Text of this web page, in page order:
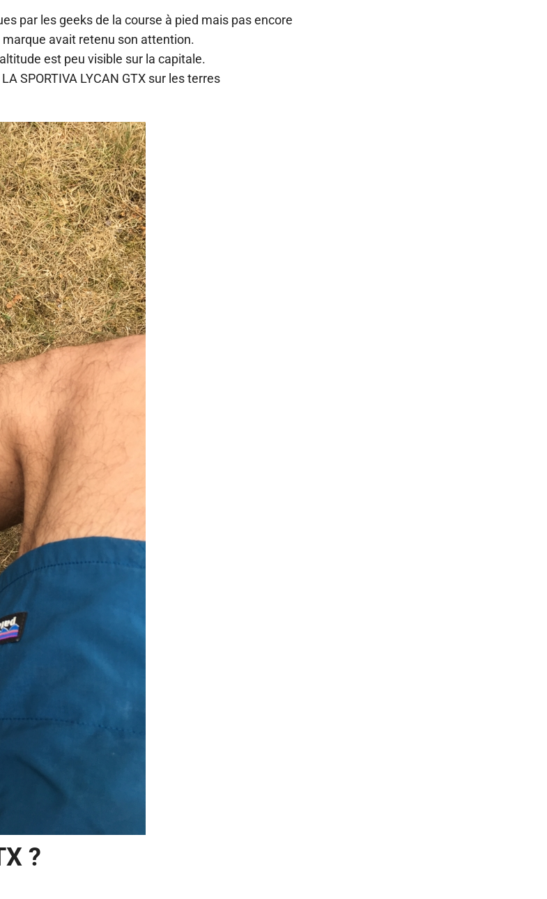
par les geeks de la course à pied mais pas encore
avait retenu son attention.
est peu visible sur la capitale.
SPORTIVA LYCAN GTX sur les terres
?